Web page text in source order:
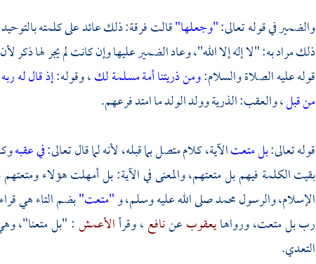
والضمير في قوله تعالى:"وجعلها"قالت فرقة: ذلك عائد على كلمته
ذلك مراد به: "لا إله إلا الله"، وعاد الضمير عليها وإن كانت لم يجر لها ذكر
قوله عليه الصلاة والسلام:ومن ذريتنا أمة مسلمة لك، وقوله:إذ قال له
من قبل، والعقب: الذرية وولد الولد ما امتد فرعهم.
قوله تعالى:بل متعتالآية، كلام متصل بما قبله، لأنه لما قال تعالى:في عقبه
بقيت الكلمة فيهم بل متعتهم، والمعنى في الآية: بل أمهلت هؤلاء
الإسلام، والرسولمحمدصلى الله عليه وسلم، و"متعت"بضم التاء هي
رب بل متعت، ورواهايعقوبعننافع، وقرأالأعمش: "بل متعنا"،
التعدي.